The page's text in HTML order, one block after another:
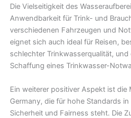
Die Vielseitigkeit des
Anwendbarkeit für Trink- und
verschiedenen Fahrzeugen und
eignet sich auch ideal für Reisen,
schlechter Trinkwasserqualität,
Schaffung eines Trinkwasser-
Ein weiterer positiver Aspekt ist die
Germany, die für hohe Standards in
Sicherheit und Fairness steht. Die